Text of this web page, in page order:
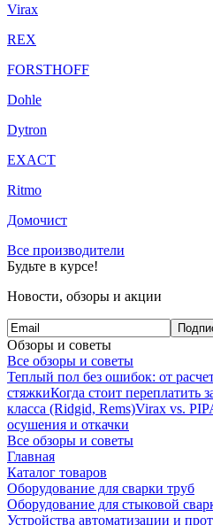
Virax
REX
FORSTHOFF
Dohle
Dytron
EXACT
Ritmo
Домочист
Все производители
Будьте в курсе!
Новости, обзоры и акции
Обзоры и советы
Все обзоры и советы
Теплый пол без ошибок: от
стяжкиКогда стоит переплатить
класса (Ridgid, Rems)Virax vs.
осушения и откачки
Все обзоры и советы
Главная
Каталог товаров
Оборудование для сварки труб
Оборудование для стыковой
Устройства автоматизации и